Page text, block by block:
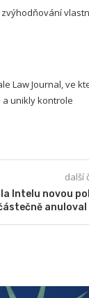
Law Journal, ve
unikly kontrole
další
Intelu novou
anuloval